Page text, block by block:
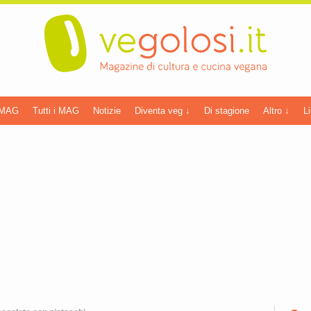
Tutti i MAG Notizie Diventa veg ↓ Di stagione Altro ↓